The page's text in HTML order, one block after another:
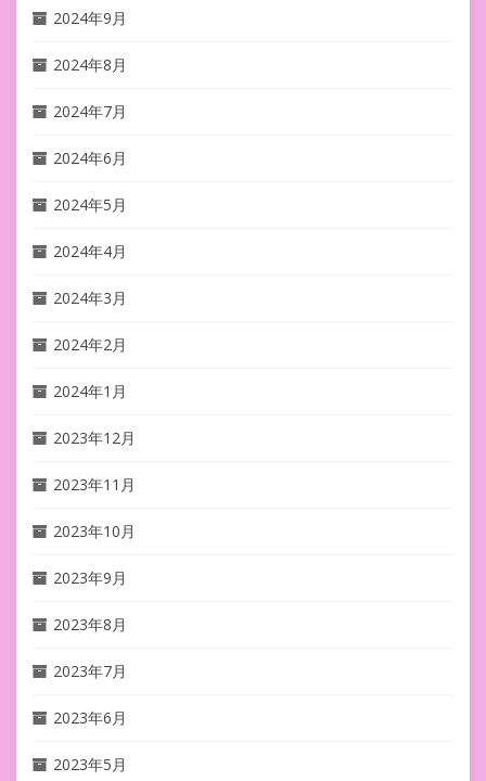
2024年9月
2024年8月
2024年7月
2024年6月
2024年5月
2024年4月
2024年3月
2024年2月
2024年1月
2023年12月
2023年11月
2023年10月
2023年9月
2023年8月
2023年7月
2023年6月
2023年5月